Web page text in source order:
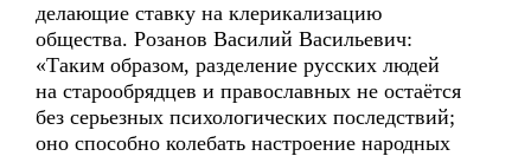
делающие ставку на клерикализацию
общества. Розанов Василий Васильевич:
«Таким образом, разделение русских людей
на старообрядцев и православных не остаётся
без серьезных психологических последствий;
оно способно колебать настроение народных